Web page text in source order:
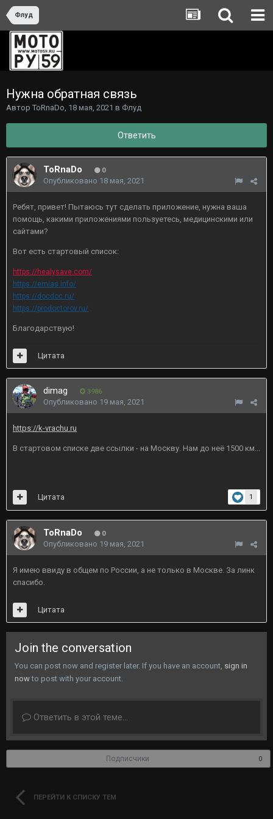
Флуд
Нужна обратная связь
Автор ToRnaDo, 18 мая, 2021 в Флуд
Ответить
ToRnaDo 0
Опубликовано 18 мая, 2021
Ребят, привет! Пытаюсь тут сделать приложение, нужна ваша
помощь, какими приложениями пользуетесь, медицинскими или
сайтами?
Вот есть стартовый список:
https://healysave.com/
https://emias.info/
https://docdoc.ru/
https://prodoctorov.ru/
Благодарствую!
Цитата
dimag 3986
Опубликовано 19 мая, 2021
https://k-vrachu.ru
В стартовом списке две ссылки - на Москву. Нам до неё 1500 км...
1
Цитата
ToRnaDo 0
Опубликовано 19 мая, 2021
Я имею ввиду в общем по России, а не только в Москве. За линк
спасибо.
Цитата
Join the conversation
You can post now and register later. If you have an account, sign in
nowto post with your account.
Ответить в этой теме...
Подписчики 0
ПЕРЕЙТИ К СПИСКУ ТЕМ